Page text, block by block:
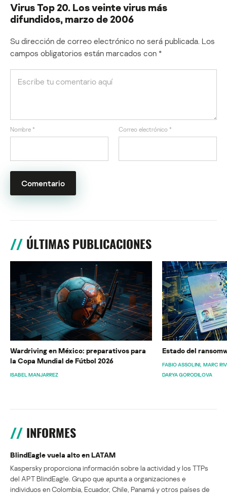
Virus Top 20. Los veinte virus más
difundidos, marzo de 2006
Su dirección de correo electrónico no será publicada. Los
campos obligatorios están marcados con *
Nombre * Correo electrónico *
ÚLTIMAS PUBLICACIONES
Wardriving en México: preparativos para
la Copa Mundial de Fútbol 2026
ISABEL MANJARREZ
Estado del
FABIO ASSOLINI MARC
DARYA GORODILOVA
INFORMES
BlindEagle vuela alto en LATAM
Kaspersky proporciona información sobre la actividad y los TTPs
del APT BlindEagle. Grupo que apunta a organizaciones e
individuos en Colombia, Ecuador, Chile, Panamá y otros países de